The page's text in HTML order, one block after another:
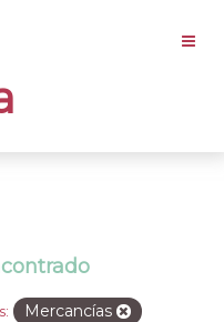
Mercancías